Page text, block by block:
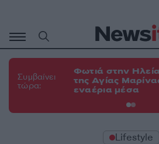
περιεχόμενο
Συμβαίνει
τώρα:
Φωτιά στην
της Αγίας
εναέρια μέσα
Lifestyle